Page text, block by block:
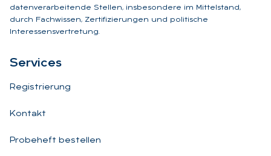
datenverarbeitende Stellen, insbesondere im Mittelstand,
durch Fachwissen, Zertifizierungen und politische
Interessensvertretung.
Ser­vices
Registrierung
Kontakt
Probeheft bestellen